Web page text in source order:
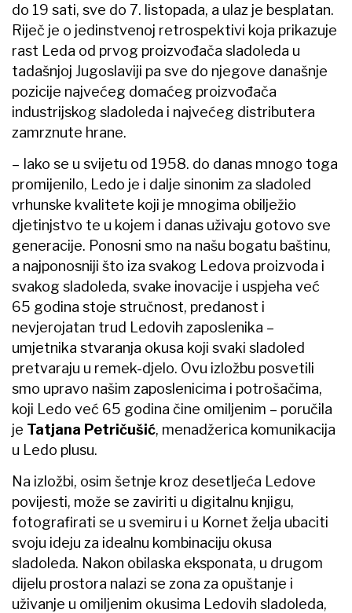
do 19 sati, sve do 7. listopada, a ulaz je besplatan.
Riječ je o jedinstvenoj retrospektivi koja prikazuje
rast Leda od prvog proizvođača sladoleda u
tadašnjoj Jugoslaviji pa sve do njegove današnje
pozicije najvećeg domaćeg proizvođača
industrijskog sladoleda i najvećeg distributera
zamrznute hrane.
– Iako se u svijetu od 1958. do danas mnogo toga
promijenilo, Ledo je i dalje sinonim za sladoled
vrhunske kvalitete koji je mnogima obilježio
djetinjstvo te u kojem i danas uživaju gotovo sve
generacije. Ponosni smo na našu bogatu baštinu,
a najponosniji što iza svakog Ledova proizvoda i
svakog sladoleda, svake inovacije i uspjeha već
65 godina stoje stručnost, predanost i
nevjerojatan trud Ledovih zaposlenika –
umjetnika stvaranja okusa koji svaki sladoled
pretvaraju u remek-djelo. Ovu izložbu posvetili
smo upravo našim zaposlenicima i potrošačima,
koji Ledo već 65 godina čine omiljenim – poručila
je Tatjana Petričušić, menadžerica komunikacija
u Ledo plusu.
Na izložbi, osim šetnje kroz desetljeća Ledove
povijesti, može se zaviriti u digitalnu knjigu,
fotografirati se u svemiru i u Kornet želja ubaciti
svoju ideju za idealnu kombinaciju okusa
sladoleda. Nakon obilaska eksponata, u drugom
dijelu prostora nalazi se zona za opuštanje i
uživanje u omiljenim okusima Ledovih sladoleda,